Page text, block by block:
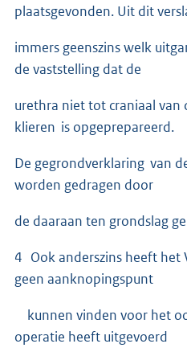
plaatsgevonden. Uit dit
immers geenszins welk
de vaststelling dat de
urethra niet tot craniaal
klieren is opgeprepareerd.
De gegrondverklaring van
worden gedragen door
de daaraan ten grondslag
4 Ook anderszins heeft het
geen aanknopingspunt
kunnen vinden voor het
operatie heeft uitgevoerd